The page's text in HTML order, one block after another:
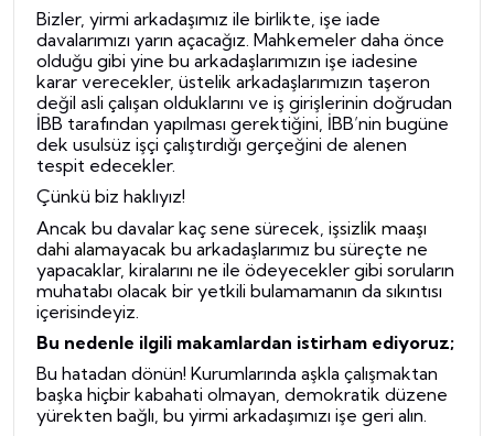
Bizler, yirmi arkadaşımız ile birlikte, işe iade
davalarımızı yarın açacağız. Mahkemeler daha önce
olduğu gibi yine bu arkadaşlarımızın işe iadesine
karar verecekler, üstelik arkadaşlarımızın taşeron
değil asli çalışan olduklarını ve iş girişlerinin doğrudan
İBB tarafından yapılması gerektiğini, İBB’nin bugüne
dek usulsüz işçi çalıştırdığı gerçeğini de alenen
tespit edecekler.
Çünkü biz haklıyız!
Ancak bu davalar kaç sene sürecek, işsizlik maaşı
dahi alamayacak bu arkadaşlarımız bu süreçte ne
yapacaklar, kiralarını ne ile ödeyecekler gibi soruların
muhatabı olacak bir yetkili bulamamanın da sıkıntısı
içerisindeyiz.
Bu nedenle ilgili makamlardan istirham ediyoruz;
Bu hatadan dönün! Kurumlarında aşkla çalışmaktan
başka hiçbir kabahati olmayan, demokratik düzene
yürekten bağlı, bu yirmi arkadaşımızı işe geri alın.